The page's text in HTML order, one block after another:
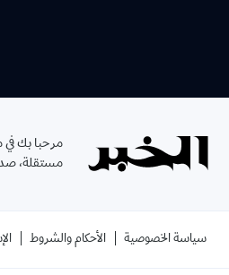
مرحبا بك في
مستقلة، صدرت
سياسة الخصوصية الأحكام والشروط